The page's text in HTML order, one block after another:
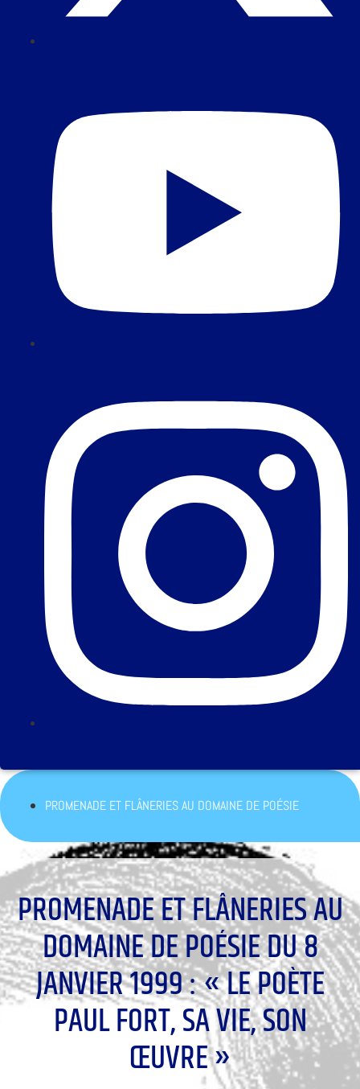
PROMENADE ET FLÂNERIES AU DOMAINE DE POÉSIE
PROMENADE ET FLÂNERIES AU
DOMAINE DE POÉSIE DU 8
JANVIER 1999 : « LE POÈTE
PAUL FORT, SA VIE, SON
ŒUVRE »